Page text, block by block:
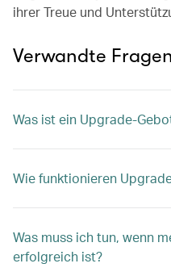
ihrer Treue und
Verwandte Fragen
Was ist ein Upgrade-
Wie funktionieren
Was muss ich tun, wenn
erfolgreich ist?